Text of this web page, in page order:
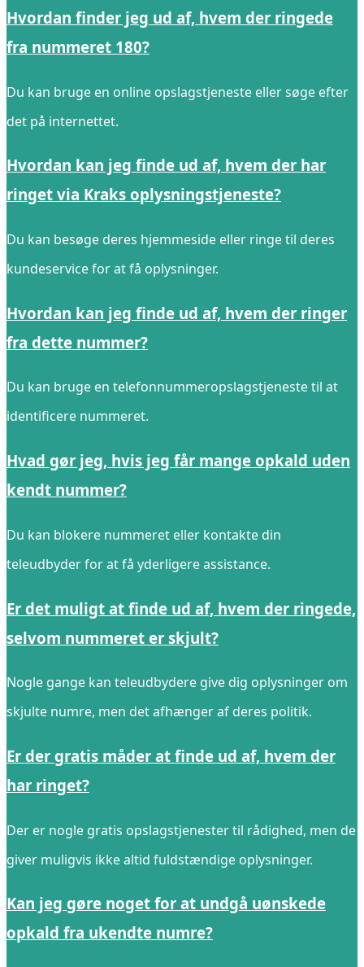
Hvordan finder jeg ud af, hvem der ringede
fra nummeret 180?
Du kan bruge en online opslagstjeneste eller søge efter
det på internettet.
Hvordan kan jeg finde ud af, hvem der har
ringet via Kraks oplysningstjeneste?
Du kan besøge deres hjemmeside eller ringe til deres
kundeservice for at få oplysninger.
Hvordan kan jeg finde ud af, hvem der ringer
fra dette nummer?
Du kan bruge en telefonnummeropslagstjeneste til at
identificere nummeret.
Hvad gør jeg, hvis jeg får mange opkald uden
kendt nummer?
Du kan blokere nummeret eller kontakte din
teleudbyder for at få yderligere assistance.
Er det muligt at finde ud af, hvem der ringede,
selvom nummeret er skjult?
Nogle gange kan teleudbydere give dig oplysninger om
skjulte numre, men det afhænger af deres politik.
Er der gratis måder at finde ud af, hvem der
har ringet?
Der er nogle gratis opslagstjenester til rådighed, men de
giver muligvis ikke altid fuldstændige oplysninger.
Kan jeg gøre noget for at undgå uønskede
opkald fra ukendte numre?